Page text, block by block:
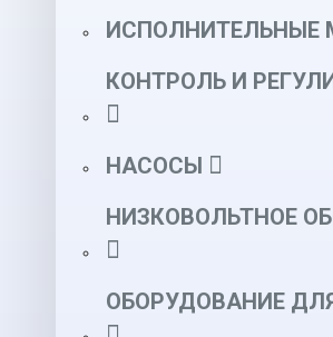
ИСПОЛНИТЕЛЬНЫЕ
КОНТРОЛЬ И
НАСОСЫ
НИЗКОВОЛЬТНОЕ
ОБОРУДОВАНИЕ